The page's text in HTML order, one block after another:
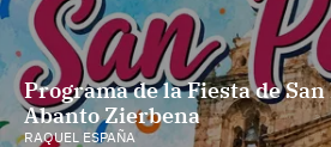
Programa de la Fiesta de
Abanto Zierbena
RAQUEL ESPAÑA